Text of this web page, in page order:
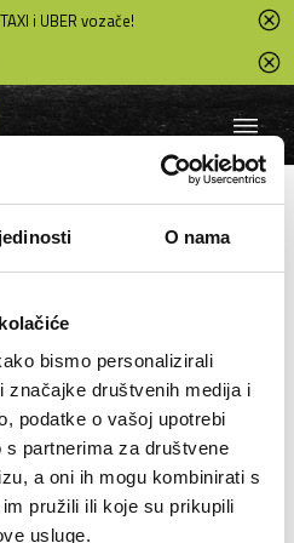
O nama
bismo personalizirali
značajke društvenih medija i
podatke o vašoj upotrebi
partnerima za društvene
a oni ih mogu kombinirati s
pružili ili koje su prikupili
usluge.
i UBER vozače!